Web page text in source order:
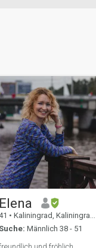
Elena
• Kaliningrad, Kaliningrad, Russland
Suche: Männlich 38 - 51